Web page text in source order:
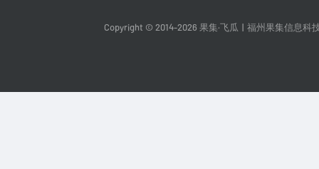
Copyright © 2014-2026 果集·飞瓜 福州果集信息科